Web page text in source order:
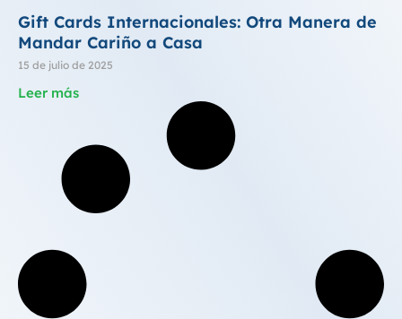
Gift Cards Internacionales: Otra Manera de
Mandar Cariño a Casa
15 de julio de 2025
Leer más